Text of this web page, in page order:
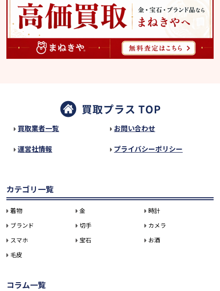
買取業者一覧 お問い合わせ
運営社情報 プライバシーポリシー
カテゴリ一覧
着物 金
時計
ブランド
切手
カメラ
スマホ
宝石
お酒
毛皮
コラム一覧